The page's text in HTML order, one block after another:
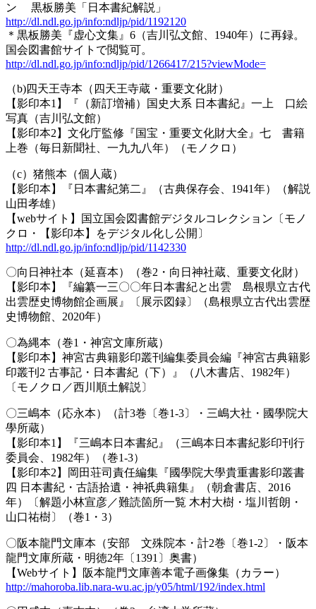
ン 黒板勝美「日本書紀解説」
http://dl.ndl.go.jp/info:ndljp/pid/1192120
＊黒板勝美『虚心文集』6（吉川弘文館、1940年）に再録。
国会図書館サイトで閲覧可。
http://dl.ndl.go.jp/info:ndljp/pid/1266417/215?viewMode=
（b)四天王寺本（四天王寺蔵・重要文化財）
【影印本1】『（新訂増補）国史大系 日本書紀』一上 口絵
写真（吉川弘文館）
【影印本2】文化庁監修『国宝・重要文化財大全』七 書籍
上巻（毎日新聞社、一九九八年）（モノクロ）
（c）猪熊本（個人蔵）
【影印本】『日本書紀第二』（古典保存会、1941年）（解説
山田孝雄）
【webサイト】国立国会図書館デジタルコレクション〔モノ
クロ・【影印本】をデジタル化し公開〕
http://dl.ndl.go.jp/info:ndljp/pid/1142330
〇向日神社本（延喜本）（巻2・向日神社蔵、重要文化財）
【影印本】『編纂一三〇〇年日本書紀と出雲 島根県立古代
出雲歴史博物館企画展』〔展示図録〕（島根県立古代出雲歴
史博物館、2020年）
〇為縄本（巻1・神宮文庫所蔵）
【影印本】神宮古典籍影印叢刊編集委員会編『神宮古典籍影
印叢刊2 古事記・日本書紀（下）』（八木書店、1982年）
〔モノクロ／西川順土解説〕
〇三嶋本（応永本）（計3巻〔巻1-3〕・三嶋大社・國學院大
學所蔵）
【影印本1】『三嶋本日本書紀』（三嶋本日本書紀影印刊行
委員会、1982年）（巻1-3）
【影印本2】岡田荘司責任編集『國學院大學貴重書影印叢書
四 日本書紀・古語拾遺・神祇典籍集』（朝倉書店、2016
年）〔解題小林宣彦／難読箇所一覧 木村大樹・塩川哲朗・
山口祐樹〕（巻1・3）
〇阪本龍門文庫本（安部 文殊院本・計2巻〔巻1-2〕・阪本
龍門文庫所蔵・明徳2年〔1391〕奥書）
【Webサイト】阪本龍門文庫善本電子画像集（カラー）
http://mahoroba.lib.nara-wu.ac.jp/y05/html/192/index.html